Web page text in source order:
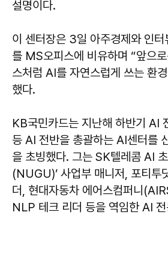
설명이다.
이 센터장은 3일 아주경제와 인
를 MS오피스에 비유하며 “앞으
스처럼 AI를 자연스럽게 쓰는 환
했다.
KB국민카드는 지난해 하반기 AI
등 AI 전반을 총괄하는 AI센터를
을 초빙했다. 그는 SK텔레콤 AI
(NUGU)’ 사업부 매니저, 포티
더, 현대자동차 에어스컴퍼니
NLP 테크 리더 등을 역임한 AI